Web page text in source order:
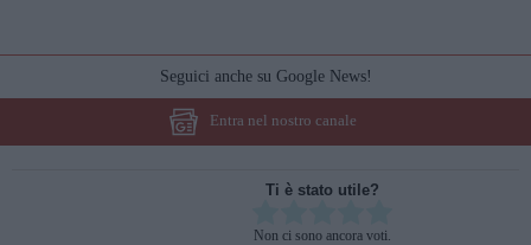
Seguici anche su Google News!
Entra nel nostro canale
Ti è stato utile?
Non ci sono ancora voti.